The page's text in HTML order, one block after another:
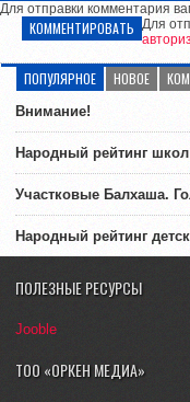
Для отправки комментария
КОММЕНТИРОВАТЬ Для
ПОПУЛЯРНОЕ НОВОЕ
Внимание!
Народный рейтинг
Участковые Балхаша.
Народный рейтинг
ПОЛЕЗНЫЕ РЕСУРСЫ
Jooble
ТОО «ОРКЕН МЕДИА»